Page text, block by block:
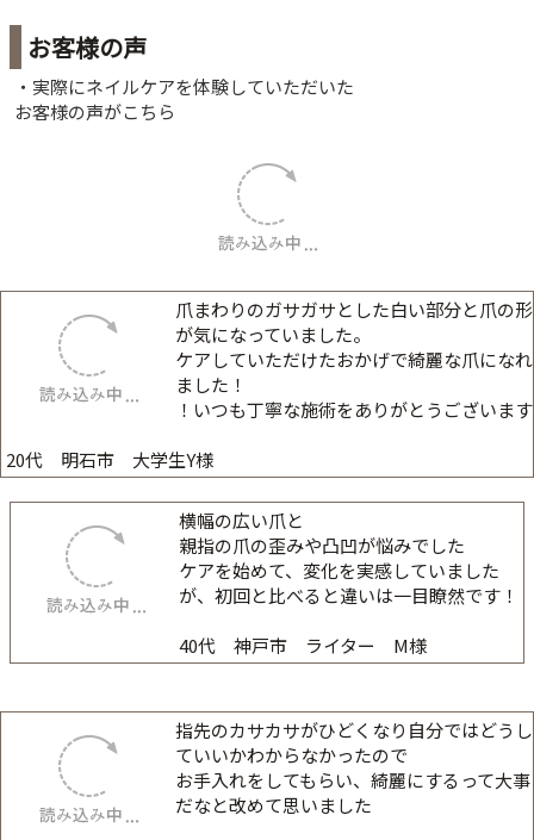
お客様の声
・実際にネイルケアを体験していただいた
お客様の声がこちら
爪まわりのガサガサとした白い部分と爪の形
が気になっていました。
ケアしていただけたおかげで綺麗な爪になれ
ました！
！いつも丁寧な施術をありがとうございます
20代 明石市 大学生Y様
横幅の広い爪と
親指の爪の歪みや凸凹が悩みでした
ケアを始めて、変化を実感していました
が、初回と比べると違いは一目瞭然です！
40代 神戸市 ライター M様
指先のカサカサがひどくなり自分ではどうし
ていいかわからなかったので
お手入れをしてもらい、綺麗にするって大事
だなと改めて思いました